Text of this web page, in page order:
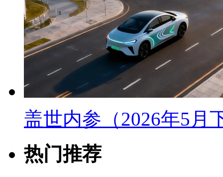
盖世内参（2026年5月
热门推荐